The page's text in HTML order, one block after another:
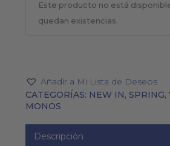
Este producto no está
quedan existencias.
Añadir a Mi Lista de Deseos
CATEGORÍAS: NEW IN, SPRING,
MONOS
Descripción